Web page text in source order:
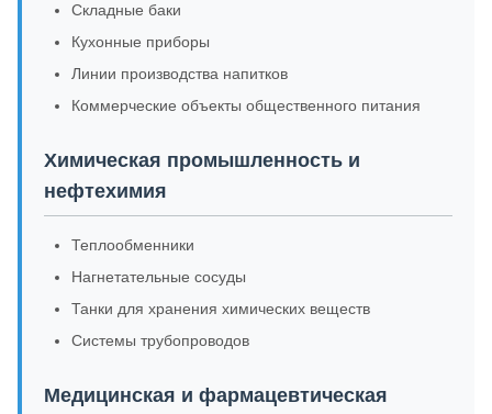
Складные баки
Кухонные приборы
Линии производства напитков
Коммерческие объекты общественного питания
Химическая промышленность и
нефтехимия
Теплообменники
Нагнетательные сосуды
Танки для хранения химических веществ
Системы трубопроводов
Медицинская и фармацевтическая